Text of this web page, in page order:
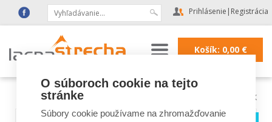
Prihlásenie | Registrácia
Košík: 0,00€
Lacná strecha| Strešné okná VELUX
O súboroch cookie na tejto
stránke
Súbory cookie používame na zhromažďovanie